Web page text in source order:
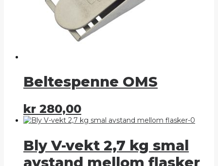
Beltespenne OMS
kr 280,00
Bly V-vekt 2,7 kg smal
avstand mellom flasker